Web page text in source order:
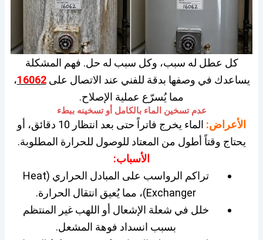
كل عطل له سبب، وكل سبب له حل. فهم المشكلة
يساعدك في وصفها بدقة للفني عند الاتصال على16062،
مما يُسرّع عملية الإصلاح.
عدم تسخين الماء بالكامل أو تسخينه ببطء
الأعراض:
الماء يخرج فاتراً حتى بعد انتظار 10 دقائق، أو
يحتاج وقتاً أطول من المعتاد للوصول للحرارة المطلوبة.
الأسباب:
تراكم الرواسب على المبادل الحراري (Heat
Exchanger)، مما يُعيق انتقال الحرارة.
خلل في شعلة الإشعال أو اللهب غير المنتظم
بسبب انسداد فوهة المشعل.